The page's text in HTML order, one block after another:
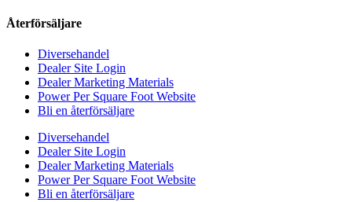
Återförsäljare
Diversehandel
Dealer Site Login
Dealer Marketing Materials
Power Per Square Foot Website
Bli en återförsäljare
Diversehandel
Dealer Site Login
Dealer Marketing Materials
Power Per Square Foot Website
Bli en återförsäljare